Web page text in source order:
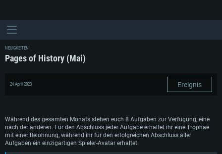
NEUIGKEITEN
Pages of History (Mai)
24 April 2023 Ereignis
Während des gesamten Monats stehen euch 8 Aufgaben zur Verfügung, eine
nach der anderen. Für den Abschluss jeder Aufgabe erhaltet ihr eine Trophäe
mit einer Belohnung, während ihr für den erfolgreichen Abschluss aller
Aufgaben ein einzigartigen Spieler-Avatar erhaltet.